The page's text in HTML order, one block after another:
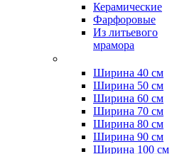
Керамические
Фарфоровые
Из литьевого
мрамора
Ширина 40 см
Ширина 50 см
Ширина 60 см
Ширина 70 см
Ширина 80 см
Ширина 90 см
Ширина 100 см